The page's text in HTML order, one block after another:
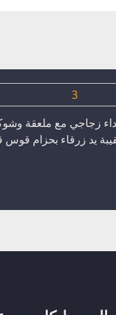
زجاجي مع ملعقة
يد زرقاء بحزام قوس